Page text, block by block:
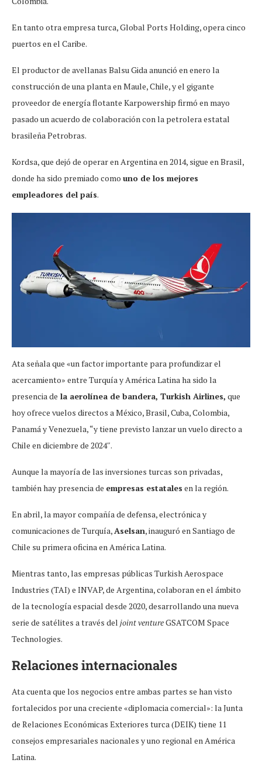
En tanto otra empresa turca, Global Ports Holding, opera cinco
puertos en el Caribe.
El productor de avellanas Balsu Gida anunció en enero la
construcción de una planta en Maule, Chile, y el gigante
proveedor de energía flotante Karpowership firmó en mayo
pasado un acuerdo de colaboración con la petrolera estatal
brasileña Petrobras.
Kordsa, que dejó de operar en Argentina en 2014, sigue en Brasil,
donde ha sido premiado como uno de los mejores
empleadores del país.
Ata señala que «un factor importante para profundizar el
acercamiento» entre Turquía y América Latina ha sido la
presencia de la aerolínea de bandera, Turkish Airlines, que
hoy ofrece vuelos directos a México, Brasil, Cuba, Colombia,
Panamá y Venezuela, “y tiene previsto lanzar un vuelo directo a
Chile en diciembre de 2024″.
Aunque la mayoría de las inversiones turcas son privadas,
también hay presencia de empresas estatales en la región.
En abril, la mayor compañía de defensa, electrónica y
comunicaciones de Turquía,Aselsan, inauguró en Santiago de
Chile su primera oficina en América Latina.
Mientras tanto, las empresas públicas Turkish Aerospace
Industries (TAI) e INVAP, de Argentina, colaboran en el ámbito
de la tecnología espacial desde 2020, desarrollando una nueva
serie de satélites a través del joint ventureGSATCOM Space
Technologies.
Relaciones internacionales
Ata cuenta que los negocios entre ambas partes se han visto
fortalecidos por una creciente «diplomacia comercial»: la Junta
de Relaciones Económicas Exteriores turca (DEIK) tiene 11
consejos empresariales nacionales y uno regional en América
Latina.